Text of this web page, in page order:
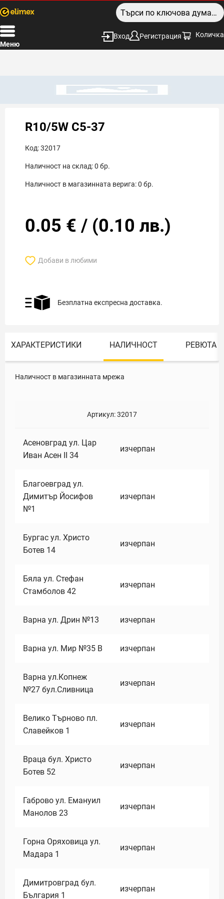
Меню
Вход Регистрация Количка
R10/5W С5-37
Код:32017
Наличност на склад:0 бр.
Наличност в магазинната верига:0 бр.
0.05 € / (0.10 лв.)
Добави в любими
Безплатна експресна доставка.
ХАРАКТЕРИСТИКИ НАЛИЧНОСТ РЕВЮТА
Наличност в магазинната мрежа
Артикул:32017
Асеновград ул. Цар
Иван Асен II 34
изчерпан
Благоевград ул.
Димитър Йосифов
№1
изчерпан
Бургас ул. Христо
Ботев 14
изчерпан
Бяла ул. Стефан
Стамболов 42
изчерпан
Варна ул. Дрин №13 изчерпан
Варна ул. Мир №35 В изчерпан
Варна ул.Копнеж
№27 бул.Сливница
изчерпан
Велико Търново пл.
Славейков 1
изчерпан
Враца бул. Христо
Ботев 52
изчерпан
Габрово ул. Емануил
Манолов 23
изчерпан
Горна Оряховица ул.
Мадара 1
изчерпан
Димитровград бул.
България 1
изчерпан